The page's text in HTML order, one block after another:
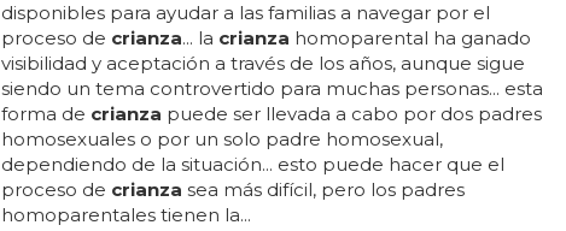
disponibles para ayudar a las familias a navegar por el
proceso de crianza... la crianza homoparental ha ganado
visibilidad y aceptación a través de los años, aunque sigue
siendo un tema controvertido para muchas personas... esta
forma de crianza puede ser llevada a cabo por dos padres
homosexuales o por un solo padre homosexual,
dependiendo de la situación... esto puede hacer que el
proceso de crianza sea más difícil, pero los padres
homoparentales tienen la...